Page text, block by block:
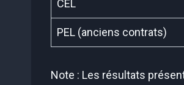
CEL
PEL (anciens contrats)
Note : Les résultats